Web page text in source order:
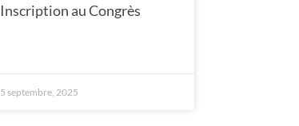
Inscription au Congrès
5 septembre, 2025